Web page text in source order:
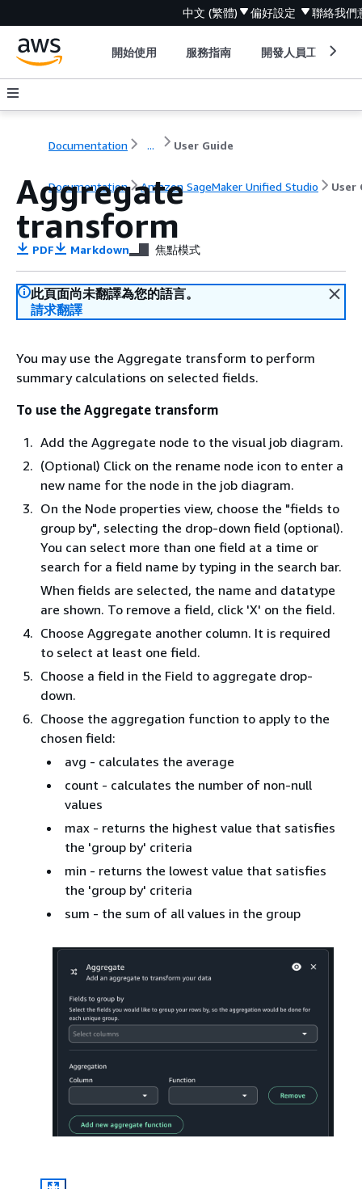
中文 (繁體) 偏好設定 聯絡我們
開始使用 服務指南 開發人員工具
Documentation ... User Guide
Documentation Amazon SageMaker Unified Studio User
Aggregate
transform
PDF Markdown 焦點模式
此頁面尚未翻譯為您的語言。
請求翻譯
You may use the Aggregate transform to perform
summary calculations on selected fields.
To use the Aggregate transform
Add the Aggregate node to the visual job diagram.
(Optional) Click on the rename node icon to enter a
new name for the node in the job diagram.
On the Node properties view, choose the "fields to
group by", selecting the drop-down field (optional).
You can select more than one field at a time or
search for a field name by typing in the search bar.
When fields are selected, the name and datatype
are shown. To remove a field, click 'X' on the field.
Choose Aggregate another column. It is required
to select at least one field.
Choose a field in the Field to aggregate drop-
down.
Choose the aggregation function to apply to the
chosen field:
avg - calculates the average
count - calculates the number of non-null
values
max - returns the highest value that satisfies
the 'group by' criteria
min - returns the lowest value that satisfies
the 'group by' criteria
sum - the sum of all values in the group